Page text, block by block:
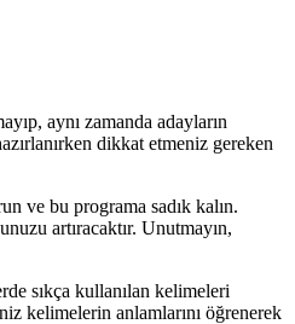
aynı zamanda adayların
dikkat etmeniz gereken
ve bu programa sadık kalın.
artıracaktır. Unutmayın,
sıkça kullanılan kelimeleri
kelimelerin anlamlarını öğrenerek